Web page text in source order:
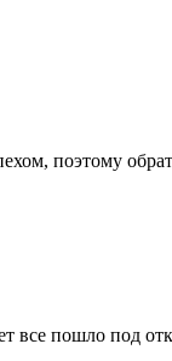
поэтому
все пошло под